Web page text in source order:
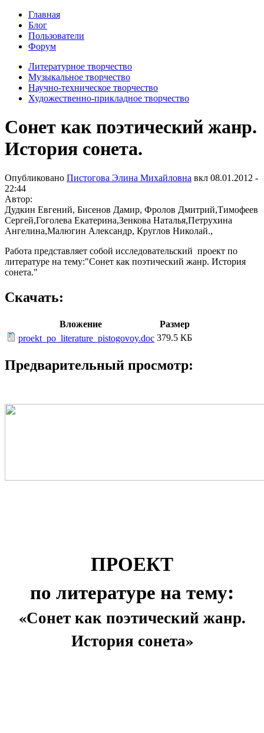
Главная
Блог
Пользователи
Форум
Литературное творчество
Музыкальное творчество
Научно-техническое творчество
Художественно-прикладное творчество
Сонет как поэтический жанр.
История сонета.
Опубликовано Пистогова Элина Михайловна вкл 08.01.2012 -
22:44
Автор:
Дудкин Евгений, Бисенов Дамир, Фролов Дмитрий,Тимофеев
Сергей,Гоголева Екатерина,Зенкова Наталья,Петрухина
Ангелина,Малюгин Александр, Круглов Николай.,
Работа представляет собой исследовательский проект по
литературе на тему:"Сонет как поэтический жанр. История
сонета."
Скачать:
Вложение
Размер
proekt_po_literature_pistogovoy.doc 379.5 КБ
Предварительный просмотр:
ПРОЕКТ
по литературе на тему:
«Сонет как поэтический жанр.
История сонета»